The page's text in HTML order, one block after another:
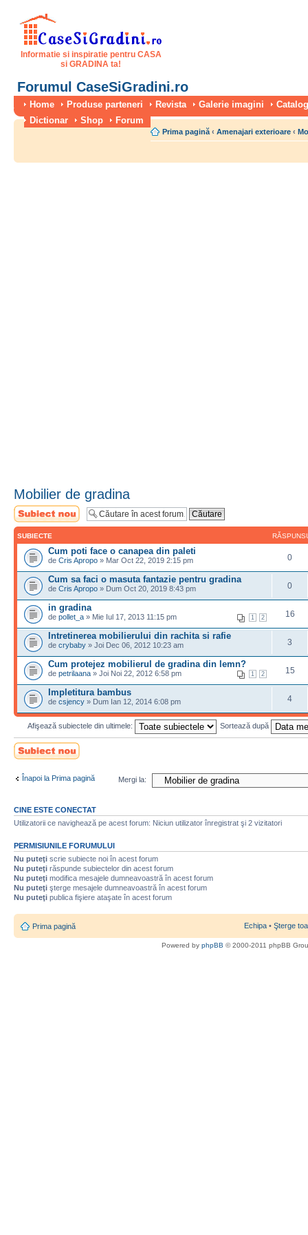
Informatie si inspiratie pentru CASA
si GRADINA ta!
Forumul CaseSiGradini.ro
Home Produse parteneri Revista Galerie imagini
Dictionar
Shop Forum
Prima pagină ‹ Amenajari exterioare ‹
Mobilier de gradina
Scrie un subiect
nou
SUBIECTE
Cum poti face o canapea din paleti
de Cris Apropo » Mar Oct 22, 2019 2:15 pm 0
Cum sa faci o masuta fantazie pentru gradina
de Cris Apropo » Dum Oct 20, 2019 8:43 pm 0
in gradina
1 2
de pollet_a » Mie Iul 17, 2013 11:15 pm 16
Intretinerea mobilierului din rachita si rafie
de crybaby » Joi Dec 06, 2012 10:23 am 3
Cum protejez mobilierul de gradina din lemn?
1 2
de petrilaana » Joi Noi 22, 2012 6:58 pm 15
Impletitura bambus
de csjency » Dum Ian 12, 2014 6:08 pm 4
Afişează subiectele din ultimele: Sortează după
Scrie un subiect
nou
Înapoi la Prima pagină Mergi la:
CINE ESTE CONECTAT
Utilizatorii ce navighează pe acest forum: Niciun utilizator înregistrat şi 2 vizitatori
PERMISIUNILE FORUMULUI
Nu puteţi scrie subiecte noi în acest forum
Nu puteţi răspunde subiectelor din acest forum
Nu puteţi modifica mesajele dumneavoastră în acest forum
Nu puteţi şterge mesajele dumneavoastră în acest forum
Nu puteţi publica fişiere ataşate în acest forum
Prima pagină Echipa • Şterge
Powered by phpBB © 2000-2011 phpBB